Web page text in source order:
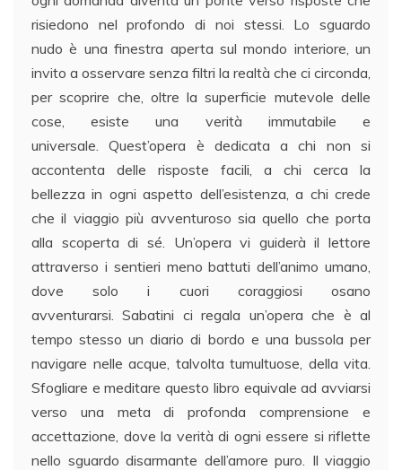
risiedono nel profondo di noi stessi. Lo sguardo
nudo è una finestra aperta sul mondo interiore, un
invito a osservare senza filtri la realtà che ci circonda,
per scoprire che, oltre la superficie mutevole delle
cose, esiste una verità immutabile e
universale. Quest’opera è dedicata a chi non si
accontenta delle risposte facili, a chi cerca la
bellezza in ogni aspetto dell’esistenza, a chi crede
che il viaggio più avventuroso sia quello che porta
alla scoperta di sé. Un’opera vi guiderà il lettore
attraverso i sentieri meno battuti dell’animo umano,
dove solo i cuori coraggiosi osano
avventurarsi. Sabatini ci regala un’opera che è al
tempo stesso un diario di bordo e una bussola per
navigare nelle acque, talvolta tumultuose, della vita.
Sfogliare e meditare questo libro equivale ad avviarsi
verso una meta di profonda comprensione e
accettazione, dove la verità di ogni essere si riflette
nello sguardo disarmante dell’amore puro. Il viaggio